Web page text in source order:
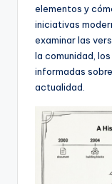
elementos y
iniciativas
examinar las
la comunidad,
informadas
actualidad.